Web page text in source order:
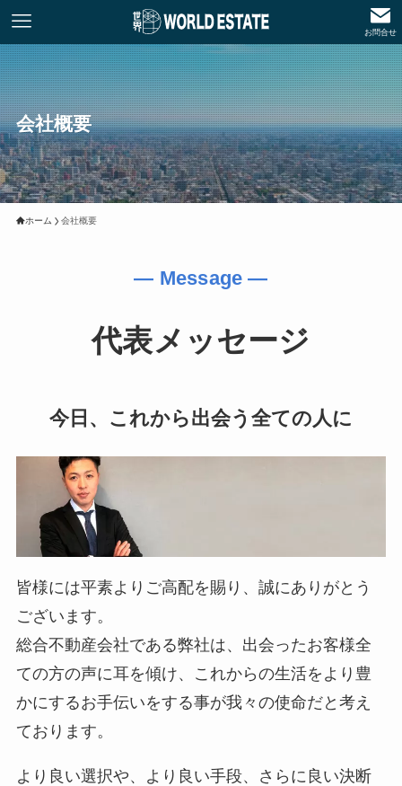
お問合せ
会社概要
ホーム 会社概要
― Message ―
代表メッセージ
今日、これから出会う全ての人に
皆様には平素よりご高配を賜り、誠にありがとう
ございます。
総合不動産会社である弊社は、出会ったお客様全
ての方の声に耳を傾け、これからの生活をより豊
かにするお手伝いをする事が我々の使命だと考え
ております。
より良い選択や、より良い手段、さらに良い決断